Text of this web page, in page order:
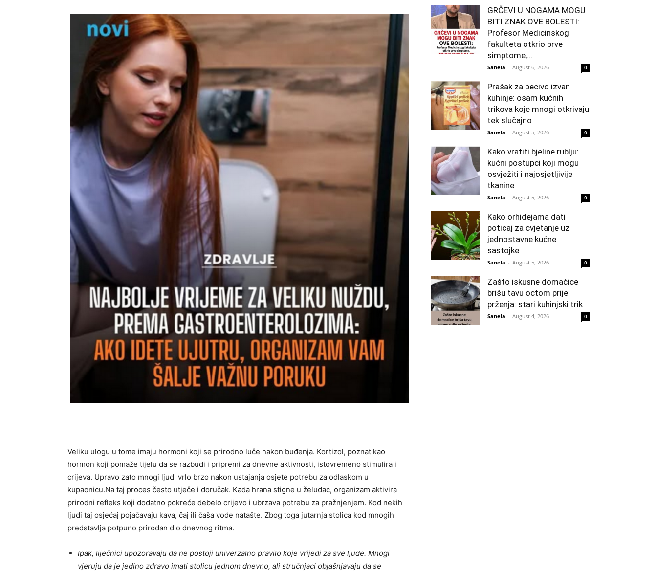
Veliku ulogu u tome imaju hormoni koji se prirodno luče nakon buđenja. Kortizol, poznat kao
hormon koji pomaže tijelu da se razbudi i pripremi za dnevne aktivnosti, istovremeno stimulira i
crijeva. Upravo zato mnogi ljudi vrlo brzo nakon ustajanja osjete potrebu za odlaskom u
kupaonicu.Na taj proces često utječe i doručak. Kada hrana stigne u želudac, organizam aktivira
prirodni refleks koji dodatno pokreće debelo crijevo i ubrzava potrebu za pražnjenjem. Kod nekih
ljudi taj osjećaj pojačavaju kava, čaj ili čaša vode natašte. Zbog toga jutarnja stolica kod mnogih
predstavlja potpuno prirodan dio dnevnog ritma.
Ipak, liječnici upozoravaju da ne postoji univerzalno pravilo koje vrijedi za sve ljude. Mnogi
vjeruju da je jedino zdravo imati stolicu jednom dnevno, ali stručnjaci objašnjavaju da se
GRČEVI U NOGAMA MOGU
BITI ZNAK OVE BOLESTI:
Profesor Medicinskog
fakulteta otkrio prve
simptome,...
Sanela - August 6, 2026 0
Prašak za pecivo izvan
kuhinje: osam kućnih
trikova koje mnogi otkrivaju
tek slučajno
Sanela - August 5, 2026 0
Kako vratiti bjeline rublju:
kućni postupci koji mogu
osvježiti i najosjetljivije
tkanine
Sanela - August 5, 2026 0
Kako orhidejama dati
poticaj za cvjetanje uz
jednostavne kućne
sastojke
Sanela - August 5, 2026 0
Zašto iskusne domaćice
brišu tavu octom prije
prženja: stari kuhinjski trik
Sanela - August 4, 2026 0